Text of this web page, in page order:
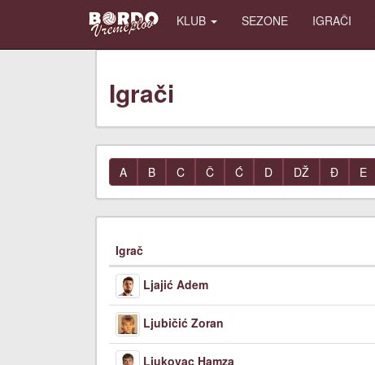
KLUB SEZONE IGRAČI
Igrači
A B C Č Ć D DŽ Đ E
Igrač
Ljajić Adem
Ljubičić Zoran
Ljukovac Hamza